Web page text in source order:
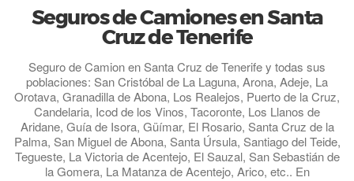
Seguros de Camiones en Santa
Cruz de Tenerife
Seguro de Camion en Santa Cruz de Tenerife y todas sus
poblaciones: San Cristóbal de La Laguna, Arona, Adeje, La
Orotava, Granadilla de Abona, Los Realejos, Puerto de la Cruz,
Candelaria, Icod de los Vinos, Tacoronte, Los Llanos de
Aridane, Guía de Isora, Güímar, El Rosario, Santa Cruz de la
Palma, San Miguel de Abona, Santa Úrsula, Santiago del Teide,
Tegueste, La Victoria de Acentejo, El Sauzal, San Sebastián de
la Gomera, La Matanza de Acentejo, Arico, etc.. En